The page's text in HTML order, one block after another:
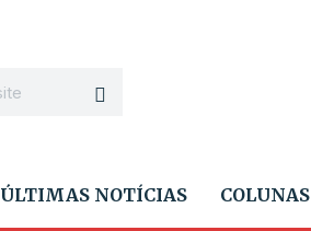
ÚLTIMAS NOTÍCIAS COLUNAS